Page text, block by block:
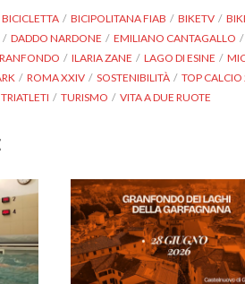
BICICLETTA BICIPOLITANA FIAB BIKETV
DADDO NARDONE EMILIANO CANTAGALLO
ILARIA ZANE LAGO DI ESINE
ROMA XXIV SOSTENIBILITÀ TOP CALCIO
TRIATLETI TURISMO VITA A DUE RUOTE